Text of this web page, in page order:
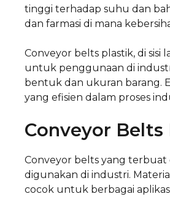
tinggi terhadap suhu dan
dan farmasi di mana
Conveyor belts plastik, di sisi
untuk penggunaan di
bentuk dan ukuran barang.
yang efisien dalam proses
Conveyor Belts
Conveyor belts yang terbuat
digunakan di industri.
cocok untuk berbagai